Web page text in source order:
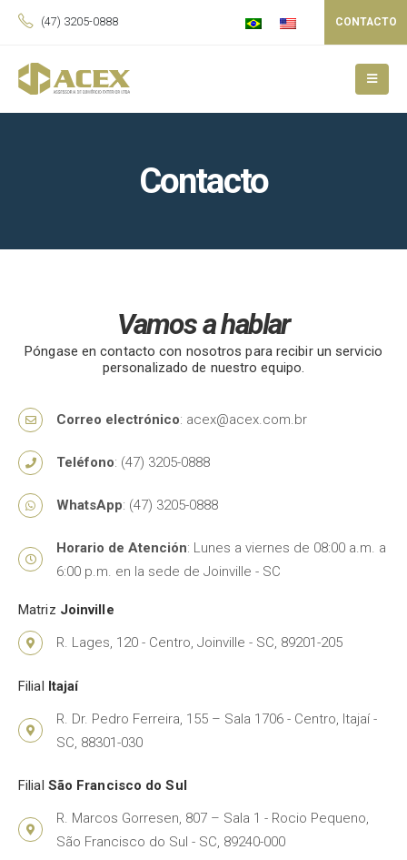
(47) 3205-0888 CONTACTO
Contacto
Vamos a hablar
Póngase en contacto con nosotros para recibir un servicio
personalizado de nuestro equipo.
Correo electrónico: acex@acex.com.br
Teléfono: (47) 3205-0888
WhatsApp: (47) 3205-0888
Horario de Atención: Lunes a viernes de 08:00 a.m. a
6:00 p.m. en la sede de Joinville - SC
Matriz Joinville
R. Lages, 120 - Centro, Joinville - SC, 89201-205
Filial Itajaí
R. Dr. Pedro Ferreira, 155 – Sala 1706 - Centro, Itajaí -
SC, 88301-030
Filial São Francisco do Sul
R. Marcos Gorresen, 807 – Sala 1 - Rocio Pequeno,
São Francisco do Sul - SC, 89240-000